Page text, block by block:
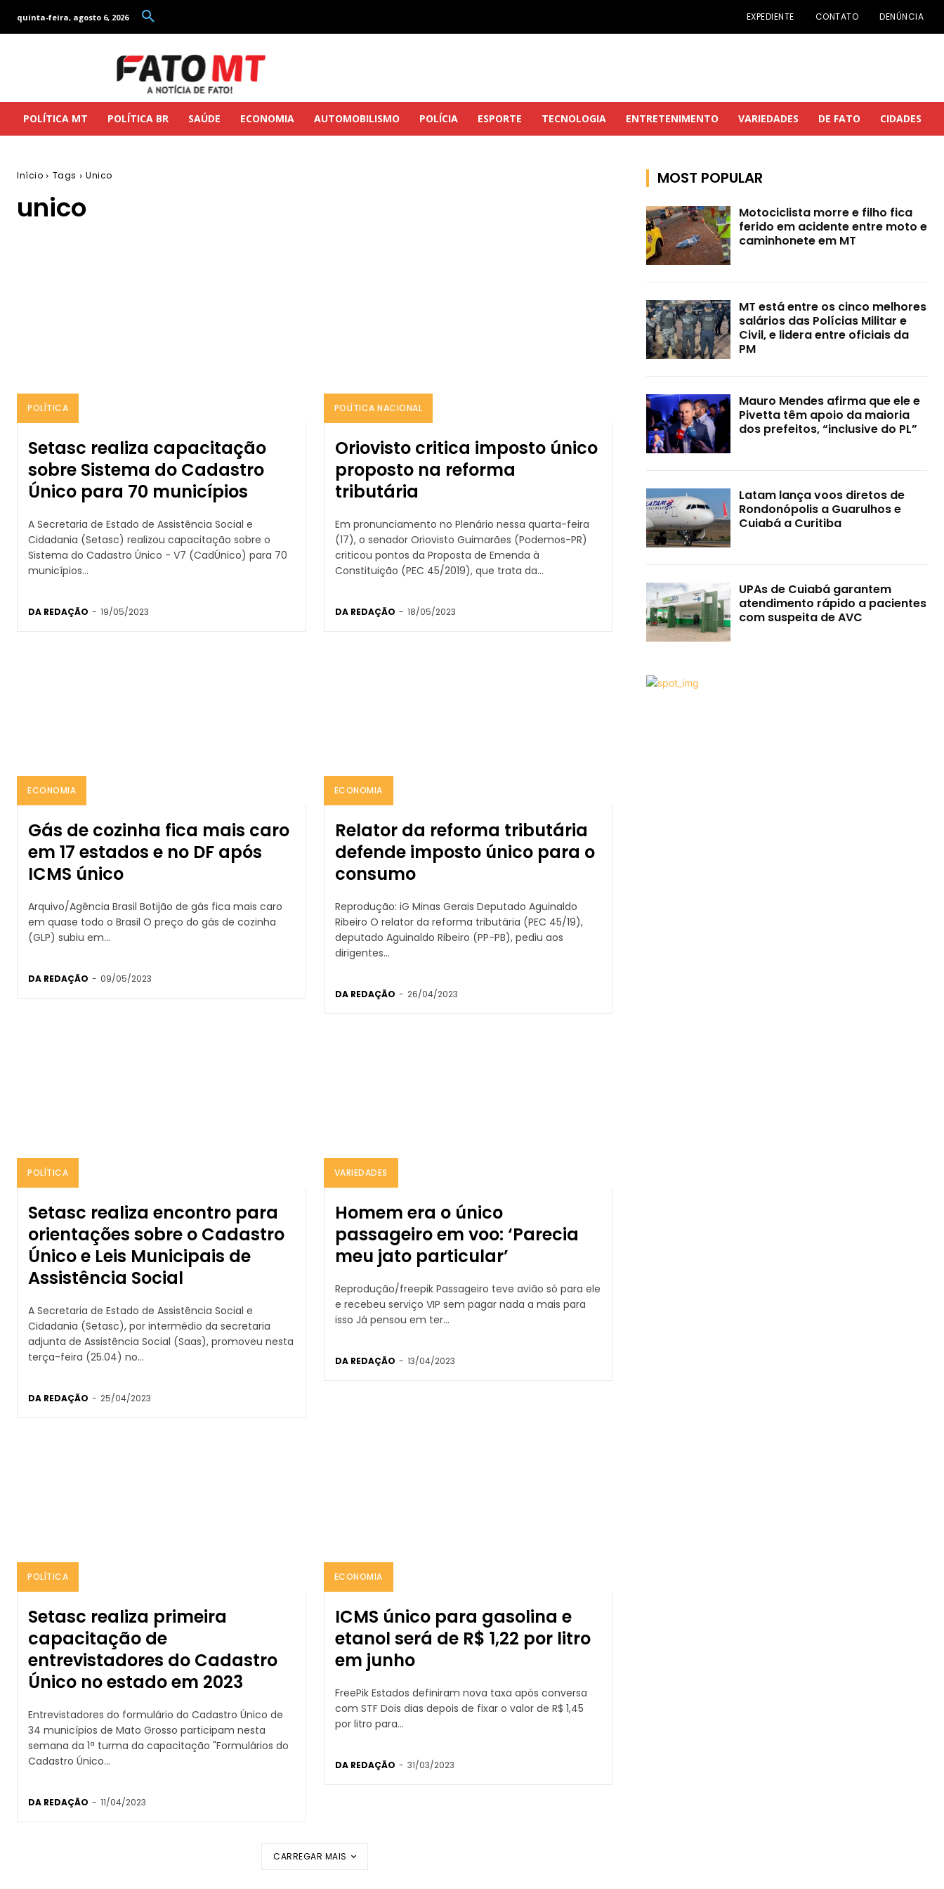
quinta-feira, agosto 6, 2026 EXPEDIENTE CONTATO DENÚNCIA
POLÍTICA MT POLÍTICA BR SAÚDE ECONOMIA AUTOMOBILISMO POLÍCIA ESPORTE TECNOLOGIA ENTRETENIMENTO VARIEDADES DE FATO CIDADES
Início Tags Unico
unico
POLÍTICA
Setasc realiza capacitação
sobre Sistema do Cadastro
Único para 70 municípios
A Secretaria de Estado de Assistência Social e
Cidadania (Setasc) realizou capacitação sobre o
Sistema do Cadastro Único - V7 (CadÚnico) para 70
municípios...
DA REDAÇÃO - 19/05/2023
POLÍTICA NACIONAL
Oriovisto critica imposto único
proposto na reforma
tributária
Em pronunciamento no Plenário nessa quarta-feira
(17), o senador Oriovisto Guimarães (Podemos-PR)
criticou pontos da Proposta de Emenda à
Constituição (PEC 45/2019), que trata da...
DA REDAÇÃO - 18/05/2023
ECONOMIA
Gás de cozinha fica mais caro
em 17 estados e no DF após
ICMS único
Arquivo/Agência Brasil Botijão de gás fica mais caro
em quase todo o Brasil O preço do gás de cozinha
(GLP) subiu em...
DA REDAÇÃO - 09/05/2023
ECONOMIA
Relator da reforma tributária
defende imposto único para o
consumo
Reprodução: iG Minas Gerais Deputado Aguinaldo
Ribeiro O relator da reforma tributária (PEC 45/19),
deputado Aguinaldo Ribeiro (PP-PB), pediu aos
dirigentes...
DA REDAÇÃO - 26/04/2023
POLÍTICA
Setasc realiza encontro para
orientações sobre o Cadastro
Único e Leis Municipais de
Assistência Social
A Secretaria de Estado de Assistência Social e
Cidadania (Setasc), por intermédio da secretaria
adjunta de Assistência Social (Saas), promoveu nesta
terça-feira (25.04) no...
DA REDAÇÃO - 25/04/2023
VARIEDADES
Homem era o único
passageiro em voo: ‘Parecia
meu jato particular’
Reprodução/freepik Passageiro teve avião só para ele
e recebeu serviço VIP sem pagar nada a mais para
isso Já pensou em ter...
DA REDAÇÃO - 13/04/2023
POLÍTICA
Setasc realiza primeira
capacitação de
entrevistadores do Cadastro
Único no estado em 2023
Entrevistadores do formulário do Cadastro Único de
34 municípios de Mato Grosso participam nesta
semana da 1ª turma da capacitação "Formulários do
Cadastro Único...
DA REDAÇÃO - 11/04/2023
ECONOMIA
ICMS único para gasolina e
etanol será de R$ 1,22 por litro
em junho
FreePik Estados definiram nova taxa após conversa
com STF Dois dias depois de fixar o valor de R$ 1,45
por litro para...
DA REDAÇÃO - 31/03/2023
CARREGAR MAIS
MOST POPULAR
Motociclista morre e filho fica
ferido em acidente entre moto e
caminhonete em MT
MT está entre os cinco melhores
salários das Polícias Militar e
Civil, e lidera entre oficiais da
PM
Mauro Mendes afirma que ele e
Pivetta têm apoio da maioria
dos prefeitos, “inclusive do PL”
Latam lança voos diretos de
Rondonópolis a Guarulhos e
Cuiabá a Curitiba
UPAs de Cuiabá garantem
atendimento rápido a pacientes
com suspeita de AVC